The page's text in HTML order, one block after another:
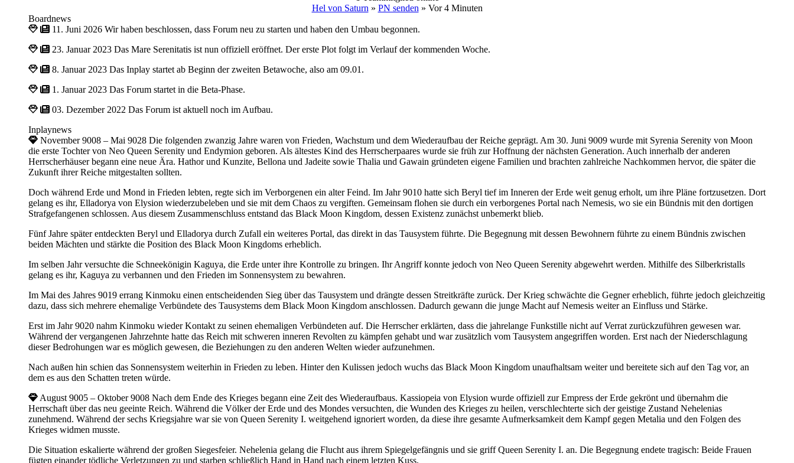
Hel von Saturn » PN senden » Vor 4 Minuten
Boardnews
11. Juni 2026 Wir haben beschlossen, dass Forum neu zu starten und haben den Umbau begonnen.
23. Januar 2023 Das Mare Serenitatis ist nun offiziell eröffnet. Der erste Plot folgt im Verlauf der kommenden Woche.
8. Januar 2023 Das Inplay startet ab Beginn der zweiten Betawoche, also am 09.01.
1. Januar 2023 Das Forum startet in die Beta-Phase.
03. Dezember 2022 Das Forum ist aktuell noch im Aufbau.
Inplaynews
November 9008 – Mai 9028 Die folgenden zwanzig Jahre waren von Frieden, Wachstum und dem Wiederaufbau der Reiche geprägt. Am 30. Juni 9009 wurde mit Syrenia Serenity von Moon
die erste Tochter von Neo Queen Serenity und Endymion geboren. Als ältestes Kind des Herrscherpaares wurde sie früh zur Hoffnung der nächsten Generation. Auch innerhalb der anderen
Herrscherhäuser begann eine neue Ära. Hathor und Kunzite, Bellona und Jadeite sowie Thalia und Gawain gründeten eigene Familien und brachten zahlreiche Nachkommen hervor, die später die
Zukunft ihrer Reiche mitgestalten sollten.
Doch während Erde und Mond in Frieden lebten, regte sich im Verborgenen ein alter Feind. Im Jahr 9010 hatte sich Beryl tief im Inneren der Erde weit genug erholt, um ihre Pläne fortzusetzen. Dort
gelang es ihr, Elladorya von Elysion wiederzubeleben und sie mit dem Chaos zu vergiften. Gemeinsam flohen sie durch ein verborgenes Portal nach Nemesis, wo sie ein Bündnis mit den dortigen
Strafgefangenen schlossen. Aus diesem Zusammenschluss entstand das Black Moon Kingdom, dessen Existenz zunächst unbemerkt blieb.
Fünf Jahre später entdeckten Beryl und Elladorya durch Zufall ein weiteres Portal, das direkt in das Tausystem führte. Die Begegnung mit dessen Bewohnern führte zu einem Bündnis zwischen
beiden Mächten und stärkte die Position des Black Moon Kingdoms erheblich.
Im selben Jahr versuchte die Schneekönigin Kaguya, die Erde unter ihre Kontrolle zu bringen. Ihr Angriff konnte jedoch von Neo Queen Serenity abgewehrt werden. Mithilfe des Silberkristalls
gelang es ihr, Kaguya zu verbannen und den Frieden im Sonnensystem zu bewahren.
Im Mai des Jahres 9019 errang Kinmoku einen entscheidenden Sieg über das Tausystem und drängte dessen Streitkräfte zurück. Der Krieg schwächte die Gegner erheblich, führte jedoch gleichzeitig
dazu, dass sich mehrere ehemalige Verbündete des Tausystems dem Black Moon Kingdom anschlossen. Dadurch gewann die junge Macht auf Nemesis weiter an Einfluss und Stärke.
Erst im Jahr 9020 nahm Kinmoku wieder Kontakt zu seinen ehemaligen Verbündeten auf. Die Herrscher erklärten, dass die jahrelange Funkstille nicht auf Verrat zurückzuführen gewesen war.
Während der vergangenen Jahrzehnte hatte das Reich mit schweren inneren Revolten zu kämpfen gehabt und war zusätzlich vom Tausystem angegriffen worden. Erst nach der Niederschlagung
dieser Bedrohungen war es möglich gewesen, die Beziehungen zu den anderen Welten wieder aufzunehmen.
Nach außen hin schien das Sonnensystem weiterhin in Frieden zu leben. Hinter den Kulissen jedoch wuchs das Black Moon Kingdom unaufhaltsam weiter und bereitete sich auf den Tag vor, an
dem es aus den Schatten treten würde.
August 9005 – Oktober 9008 Nach dem Ende des Krieges begann eine Zeit des Wiederaufbaus. Kassiopeia von Elysion wurde offiziell zur Empress der Erde gekrönt und übernahm die
Herrschaft über das neu geeinte Reich. Während die Völker der Erde und des Mondes versuchten, die Wunden des Krieges zu heilen, verschlechterte sich der geistige Zustand Nehelenias
zunehmend. Während der sechs Kriegsjahre war sie von Queen Serenity I. weitgehend ignoriert worden, da diese ihre gesamte Aufmerksamkeit dem Kampf gegen Metalia und den Folgen des
Krieges widmen musste.
Die Situation eskalierte während der großen Siegesfeier. Nehelenia gelang die Flucht aus ihrem Spiegelgefängnis und sie griff Queen Serenity I. an. Die Begegnung endete tragisch: Beide Frauen
fügten einander tödliche Verletzungen zu und starben schließlich Hand in Hand nach einem letzten Kuss.